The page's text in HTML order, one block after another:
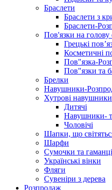
Браслети
Браслети з
Браслети-
Пов'язки на голову
Грецькі
Косметичні
Пов"язка-
Пов"язки та
Брелки
Навушники-
Хутрові навушники
Дитячі
Навушники-
Чоловічі
Шапки, що
Шарфи
Сумочки та гаманці
Українські вінки
Фляги
Сувеніри з дерева
Розпродаж